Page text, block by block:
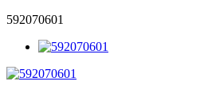
592070601